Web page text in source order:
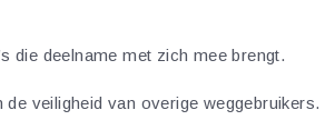
die deelname met zich mee brengt.
veiligheid van overige weggebruikers.